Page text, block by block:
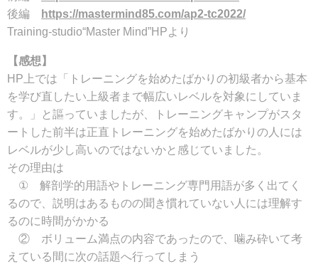
後編
https://mastermind85.com/ap2-tc2022/
Training-studio“Master Mind”HPより
【感想】
HP上では「トレーニングを始めたばかりの初級者から基本
を学び直したい上級者まで幅広いレベルを対象にしていま
す。」と謳っていましたが、トレーニングキャンプがスタ
ートした前半は正直トレーニングを始めたばかりの人には
レベルが少し高いのではないかと感じていました。
その理由は
① 解剖学的用語やトレーニング専門用語が多く出てく
るので、説明はあるものの聞き慣れていない人には理解す
るのに時間がかかる
② ボリューム満点の内容であったので、噛み砕いて考
えている間に次の話題へ行ってしまう